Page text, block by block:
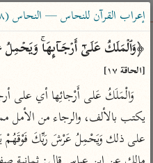
ساهم معنا في نشر
بحث تفسير علوم
characters for results.
إعراب القرآن للنحاس — النحاس (٣٣٨ هـ)
﴿وَٱلۡمَلَكُ عَلَىٰۤ أَرۡجَاۤىِٕهَاۚ وَیَحۡمِلُ
[الحاقة ١٧]